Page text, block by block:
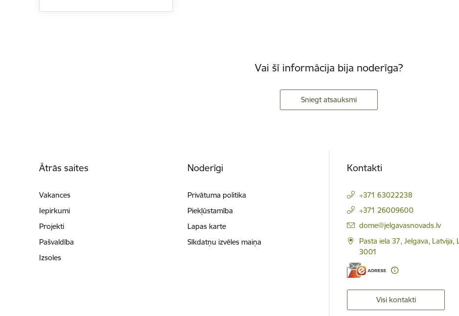
Vai šī informācija bija noderīga?
Sniegt atsauksmi
Ātrās saites
Vakances
Iepirkumi
Projekti
Pašvaldība
Izsoles
Noderīgi
Privātuma politika
Piekļūstamība
Lapas karte
Sīkdatņu izvēles maiņa
Kontakti
+371 63022238
+371 26009600
E-pasts:
dome@jelgavasnovads.lv
Pasta iela 37, Jelgava, Latvija,
3001
Visi kontakti